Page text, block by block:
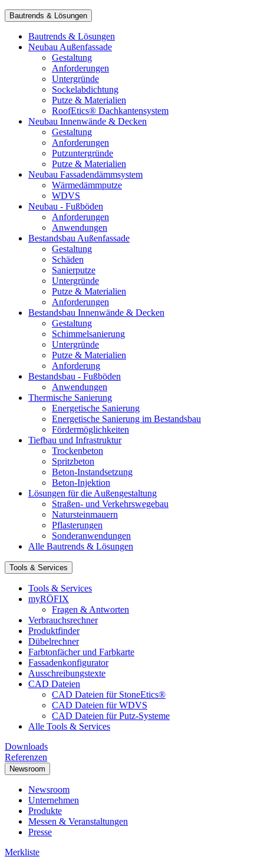
Bautrends & Lösungen
Bautrends & Lösungen
Neubau Außenfassade
Gestaltung
Anforderungen
Untergründe
Sockelabdichtung
Putze & Materialien
RoofEtics® Dachkantensystem
Neubau Innenwände & Decken
Gestaltung
Anforderungen
Putzuntergründe
Putze & Materialien
Neubau Fassadendämmsystem
Wärmedämmputze
WDVS
Neubau - Fußböden
Anforderungen
Anwendungen
Bestandsbau Außenfassade
Gestaltung
Schäden
Sanierputze
Untergründe
Putze & Materialien
Anforderungen
Bestandsbau Innenwände & Decken
Gestaltung
Schimmelsanierung
Untergründe
Putze & Materialien
Anforderung
Bestandsbau - Fußböden
Anwendungen
Thermische Sanierung
Energetische Sanierung
Energetische Sanierung im Bestandsbau
Fördermöglichkeiten
Tiefbau und Infrastruktur
Trockenbeton
Spritzbeton
Beton-Instandsetzung
Beton-Injektion
Lösungen für die Außengestaltung
Straßen- und Verkehrswegebau
Natursteinmauern
Pflasterungen
Sonderanwendungen
Alle Bautrends & Lösungen
Tools & Services
Tools & Services
myRÖFIX
Fragen & Antworten
Verbrauchsrechner
Produktfinder
Dübelrechner
Farbtonfächer und Farbkarte
Fassadenkonfigurator
Ausschreibungstexte
CAD Dateien
CAD Dateien für StoneEtics®
CAD Dateien für WDVS
CAD Dateien für Putz-Systeme
Alle Tools & Services
Downloads
Referenzen
Newsroom
Newsroom
Unternehmen
Produkte
Messen & Veranstaltungen
Presse
Merkliste